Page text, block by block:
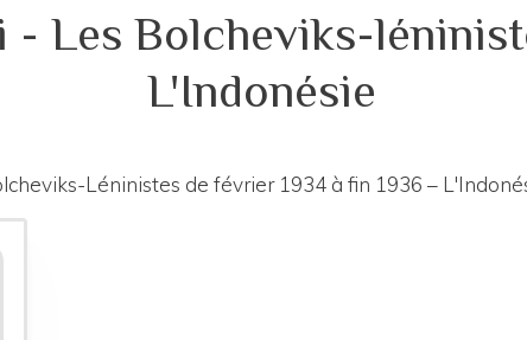
- Les Bolcheviks-
L'Indonésie
Léninistes de février 1934 à fin 1936 –